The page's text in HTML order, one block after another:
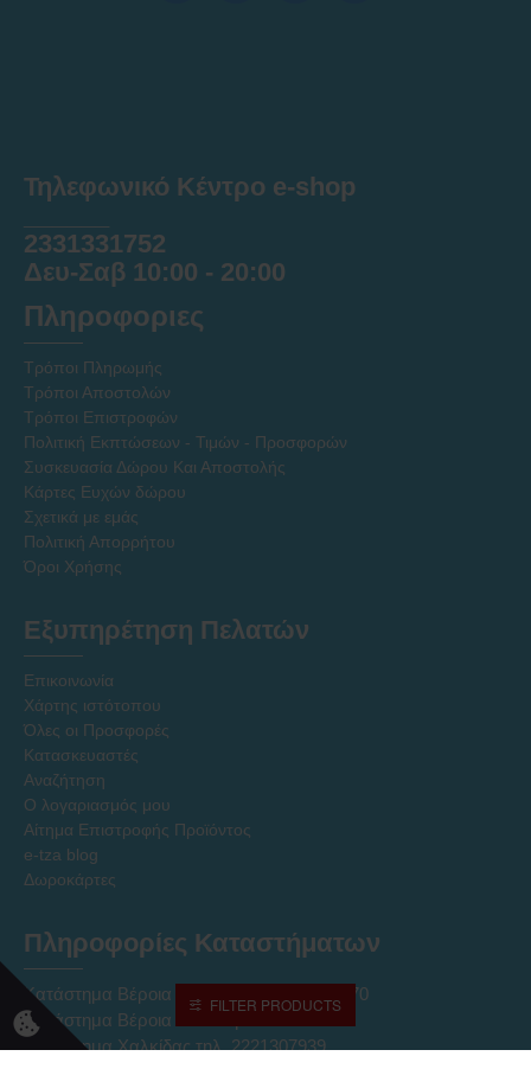
Τηλεφωνικό Κέντρο e-shop
2331331752
Δευ-Σαβ 10:00 - 20:00
Πληροφοριες
Τρόποι Πληρωμής
Τρόποι Αποστολών
Τρόποι Επιστροφών
Πολιτική Εκπτώσεων - Τιμών - Προσφορών
Συσκευασία Δώρου Και Αποστολής
Κάρτες Ευχών δώρου
Σχετικά με εμάς
Πολιτική Απορρήτου
Όροι Χρήσης
Εξυπηρέτηση Πελατών
Επικοινωνία
Χάρτης ιστότοπου
Όλες οι Προσφορές
Κατασκευαστές
Αναζήτηση
Ο λογαριασμός μου
Αίτημα Επιστροφής Προϊόντος
e-tza blog
Δωροκάρτες
Πληροφορίες Καταστήματων
Κατάστημα Βέροια Κέντρο τηλ. 2331027170
Κατάστημα Βέροια ΝΠΟ τηλ. 2331027237
Κατάστημα Χαλκίδας τηλ. 2221307939
FILTER PRODUCTS